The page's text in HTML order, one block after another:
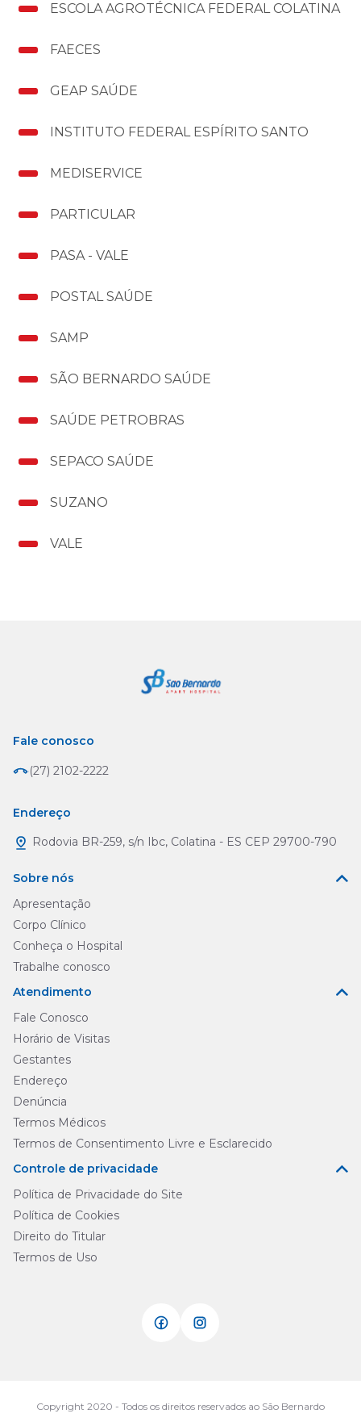
Canal de Denúncias
Termos Médicos
Esclarecido
ESCOLA AGROTÉCNICA FEDERAL COLATINA
FAECES
GEAP SAÚDE
INSTITUTO FEDERAL ESPÍRITO SANTO
MEDISERVICE
PARTICULAR
PASA - VALE
POSTAL SAÚDE
SAMP
SÃO BERNARDO SAÚDE
SAÚDE PETROBRAS
SEPACO SAÚDE
SUZANO
VALE
Fale conosco
(27) 2102-2222
Endereço
Rodovia BR-259, s/n Ibc, Colatina - ES CEP 29700-790
Sobre nós
Apresentação
Corpo Clínico
Conheça o Hospital
Trabalhe conosco
Atendimento
Fale Conosco
Horário de Visitas
Gestantes
Endereço
Denúncia
Termos Médicos
Termos de Consentimento Livre e Esclarecido
Controle de privacidade
Política de Privacidade do Site
Política de Cookies
Direito do Titular
Termos de Uso
Copyright 2020 - Todos os direitos reservados ao São Bernardo